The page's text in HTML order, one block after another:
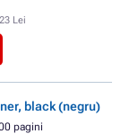
Lei
black (negru)
pagini